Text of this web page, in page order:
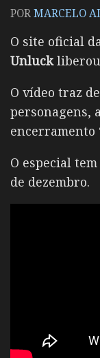
PORMARCELO
O site oficial
Unluckliberou
O vídeo traz
personagens,
encerramento
O especial
de dezembro.